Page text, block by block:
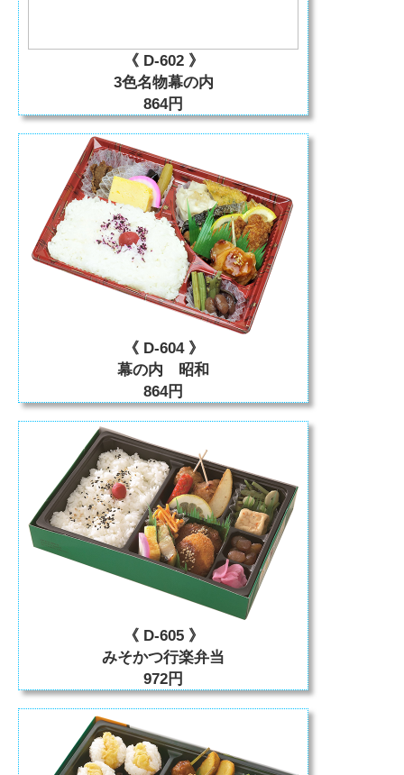
《 D-602 》
3色名物幕の内
864円
《 D-604 》
幕の内 昭和
864円
《 D-605 》
みそかつ行楽弁当
972円